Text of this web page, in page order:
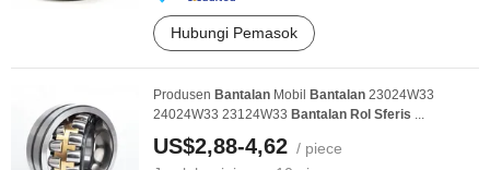
Hubungi Pemasok
Produsen Bantalan Mobil Bantalan 23024W33
24024W33 23124W33 Bantalan Rol Sferis ...
US$2,88-4,62 / piece